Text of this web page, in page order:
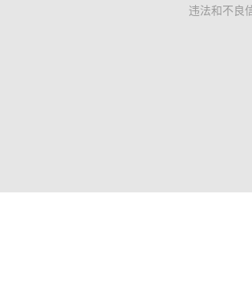
违法和不良